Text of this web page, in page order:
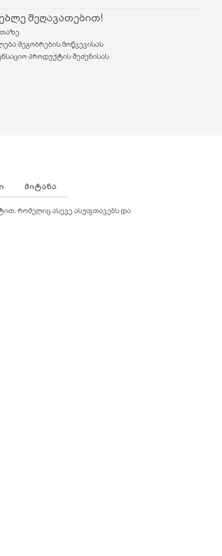
შეღავათებით!
მეგობრების მოწვევისას.
პროდუქტის შეძენისას.
ᲛᲘᲢᲐᲜᲐ
რომელიც ასევე ასუფთავებს და